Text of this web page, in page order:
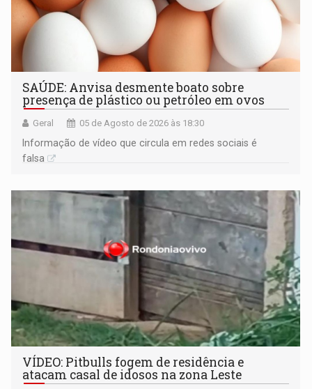
SAÚDE: Anvisa desmente boato sobre
presença de plástico ou petróleo em ovos
Geral 05 de Agosto de 2026 às 18:30
Informação de vídeo que circula em redes sociais é
falsa
VÍDEO: Pitbulls fogem de residência e
atacam casal de idosos na zona Leste